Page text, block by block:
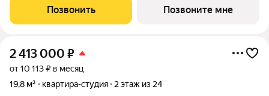
ипoтечным прогрaммaм. Прямая продажа от застройщика ГК
«Новая». Преимущества:
Позвонить Позвоните мне
2 413 000 ₽
от 10 113 ₽ в месяц
19,8 м²
квартира-студия 2 этаж из 24